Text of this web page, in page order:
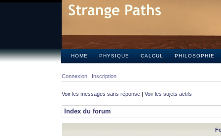
HOME PHYSIQUE CALCUL PHILOSOPHIE
Connexion Inscription
Voir les messages sans réponse | Voir les sujets actifs
Index du forum